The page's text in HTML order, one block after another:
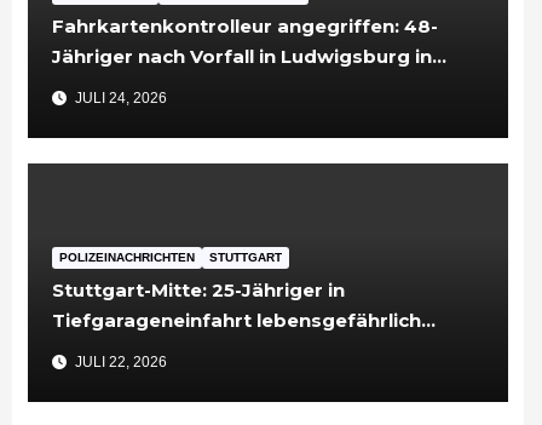
Fahrkartenkontrolleur angegriffen: 48-
Jähriger nach Vorfall in Ludwigsburg in
Untersuchungshaft
JULI 24, 2026
POLIZEINACHRICHTEN STUTTGART
Stuttgart-Mitte: 25-Jähriger in
Tiefgarageneinfahrt lebensgefährlich
verletzt
JULI 22, 2026